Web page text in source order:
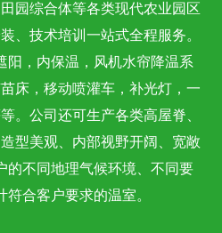
园综合体等各类现代农业园区
、技术培训一站式全程服务。
阳，内保温，风机水帘降温系
床，移动喷灌车，补光灯，一
。公司还可生产各类高屋脊、
型美观、内部视野开阔、宽敞
的不同地理气候环境、不同要
合客户要求的温室。